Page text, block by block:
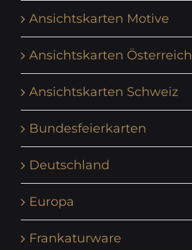
Ansichtskarten Motive
Ansichtskarten Österreich
Ansichtskarten Schweiz
Bundesfeierkarten
Deutschland
Europa
Frankaturware